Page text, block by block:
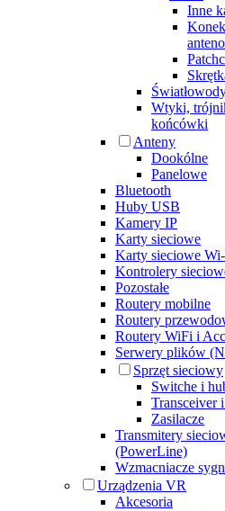
Inne
Wtyki,
końcówki
Anteny
Dookólne
Panelowe
Bluetooth
Huby USB
Kamery IP
Karty sieciowe
Karty sieciowe
Kontrolery
Pozostałe
Routery mobilne
Routery
Routery WiFi i
Serwery plików
Sprzęt sieciowy
Switche i
Transceiver
Zasilacze
Transmitery
(PowerLine)
Wzmacniacze
Urządzenia VR
Akcesoria